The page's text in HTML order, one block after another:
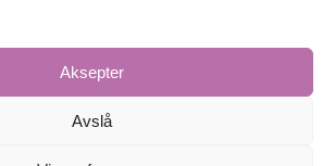
Aksepter
Avslå